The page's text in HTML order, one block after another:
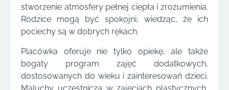
stworzenie atmosfery pełnej ciepła i zrozumienia.
Rodzice mogą być spokojni, wiedząc, że ich
pociechy są w dobrych rękach.
Placówka oferuje nie tylko opiekę, ale także
bogaty program zajęć dodatkowych,
dostosowanych do wieku i zainteresowań dzieci.